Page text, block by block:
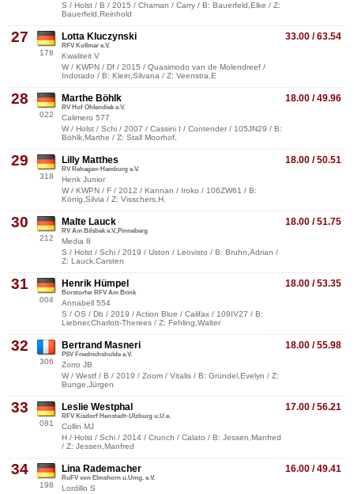
S / Holst / B / 2015 / Chaman / Carry / B: Bauerfeld,Elke / Z:
Bauerfeld,Reinhold
27
178
33.00 / 63.54
Lotta Kluczynski
RFV Kollmar e.V.
Kwaliteit V
W / KWPN / Df / 2015 / Quasimodo van de Molendreef /
Indorado / B: Klein,Silvana / Z: Veenstra,E
28
022
18.00 / 49.96
Marthe Böhlk
RV Hof Ohlendiek e.V.
Calimero 577
W / Holst / Schi / 2007 / Cassini I / Contender / 105JN29 / B:
Böhlk,Marthe / Z: Stall Moorhof,
29
318
18.00 / 50.51
Lilly Matthes
RV Rehagen-Hamburg e.V.
Henk Junior
W / KWPN / F / 2012 / Kannan / Iroko / 106ZW61 / B:
König,Silvia / Z: Visschers,H.
30
212
18.00 / 51.75
Malte Lauck
RV Am Bilsbek e.V.,Pinneberg
Media 8
S / Holst / Schi / 2019 / Uston / Leovisto / B: Bruhn,Adrian /
Z: Lauck,Carsten
31
004
18.00 / 53.35
Henrik Hümpel
Borstorfer RFV Am Brink
Annabell 554
S / OS / Db / 2019 / Action Blue / Califax / 109IV27 / B:
Liebner,Charlott-Therees / Z: Fehling,Walter
32
306
18.00 / 55.98
Bertrand Masneri
PSV Friedrichshulde e.V.
Zorro JB
W / Westf / B / 2019 / Zoom / Vitalis / B: Gründel,Evelyn / Z:
Bunge,Jürgen
33
081
17.00 / 56.21
Leslie Westphal
RFV Kisdorf Henstedt-Ulzburg u.U.e.
Collin MJ
H / Holst / Schi / 2014 / Crunch / Calato / B: Jessen,Manfred
/ Z: Jessen,Manfred
34
198
16.00 / 49.41
Lina Rademacher
RuFV von Elmshorn u.Umg. e.V.
Lordillo S